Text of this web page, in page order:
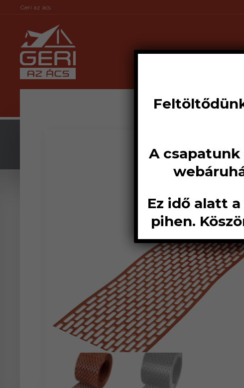
Geri az ács
A
Ez idő alatt
pihen.